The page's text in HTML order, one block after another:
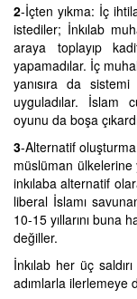
2-İçten yıkma: İç
istediler; İnkılab
araya toplayıp
yapamadılar. İç
yanısıra da
uyguladılar. İslam
oyunu da boşa
3-Alternatif
müslüman ülkelerine
inkılaba alternatif
liberal İslamı
10-15 yıllarını buna
değiller.
İnkılab her üç
adımlarla ilerlemeye